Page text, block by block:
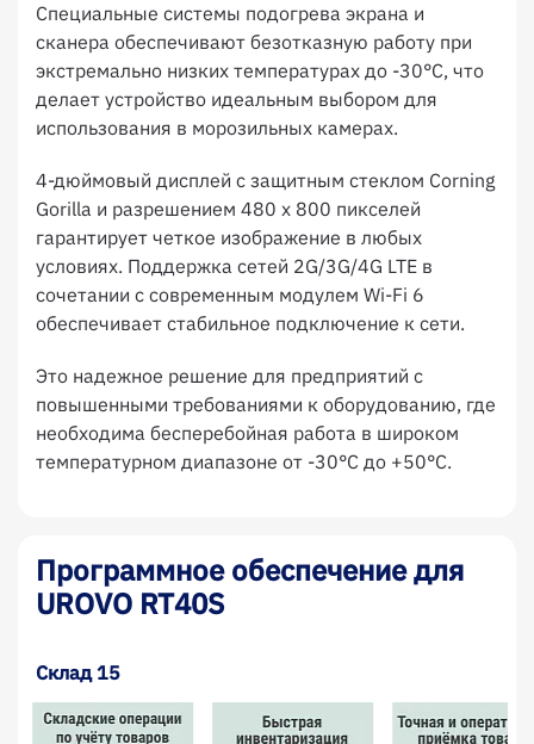
Специальные системы подогрева экрана и
сканера обеспечивают безотказную работу при
экстремально низких температурах до -30°C, что
делает устройство идеальным выбором для
использования в морозильных камерах.
4-дюймовый дисплей с защитным стеклом Corning
Gorilla и разрешением 480 x 800 пикселей
гарантирует четкое изображение в любых
условиях. Поддержка сетей 2G/3G/4G LTE в
сочетании с современным модулем Wi-Fi 6
обеспечивает стабильное подключение к сети.
Это надежное решение для предприятий с
повышенными требованиями к оборудованию, где
необходима бесперебойная работа в широком
температурном диапазоне от -30°C до +50°C.
Программное обеспечение для
UROVO RT40S
Склад 15